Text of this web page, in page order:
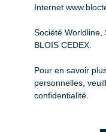
Internet
Société Worldline,
BLOIS CEDEX.
Pour en savoir
personnelles,
confidentialité